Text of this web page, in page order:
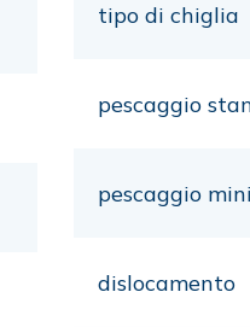
tipo di chiglia
pescaggio
pescaggio
dislocamento